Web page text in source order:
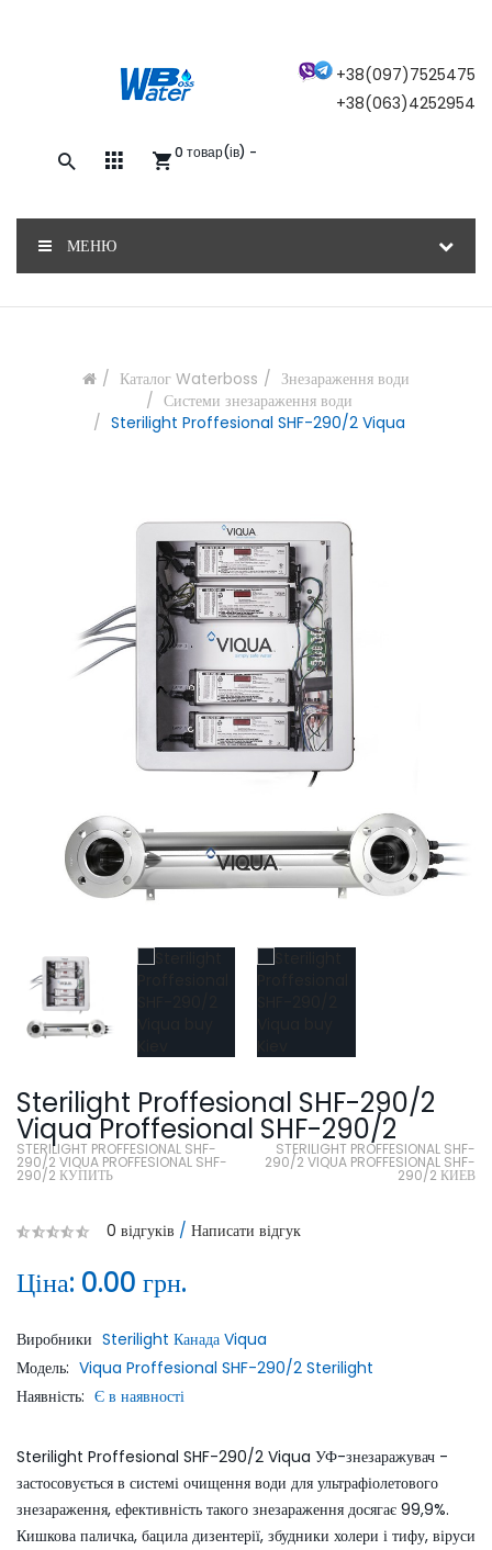
+38(097)7525475
+38(063)4252954
0 товар(ів) -
МЕНЮ
Каталог Waterboss
Знезараження води
Системи знезараження води
Sterilight Proffesional SHF-290/2 Viqua
Sterilight Proffesional SHF-290/2
Viqua Proffesional SHF-290/2
STERILIGHT PROFFESIONAL SHF-
290/2 VIQUA PROFFESIONAL SHF-
290/2 КУПИТЬ
STERILIGHT PROFFESIONAL SHF-
290/2 VIQUA PROFFESIONAL SHF-
290/2 КИЕВ
0 відгуків / Написати відгук
Ціна: 0.00 грн.
Виробники Sterilight Канада Viqua
Модель: Viqua Proffesional SHF-290/2 Sterilight
Наявність: Є в наявності
Sterilight Proffesional SHF-290/2 Viqua УФ-знезаражувач -
застосовується в системі очищення води для ультрафіолетового
знезараження, ефективність такого знезараження досягає 99,9%.
Кишкова паличка, бацила дизентерії, збудники холери і тифу, віруси
Закажите обратный звонок, и наш
ОТПРАВИТЬ